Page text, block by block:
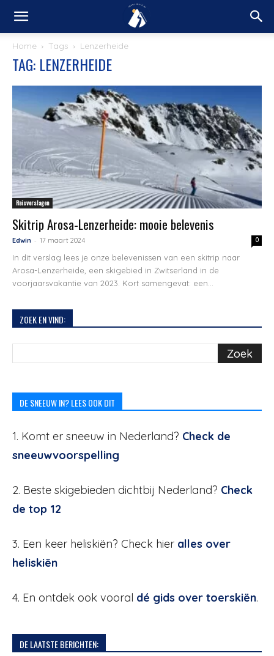
Home Tags Lenzerheide
TAG: LENZERHEIDE
Reisverslagen
Skitrip Arosa-Lenzerheide: mooie belevenis
Edwin - 17 maart 2024 0
In dit verslag lees je onze belevenissen van een skitrip naar
Arosa-Lenzerheide, een skigebied in Zwitserland in de
voorjaarsvakantie van 2023. Kort samengevat: een...
ZOEK EN VIND:
DE SNEEUW IN? LEES OOK DIT
1. Komt er sneeuw in Nederland? Check de
sneeuwvoorspelling
2. Beste skigebieden dichtbij Nederland? Check
de top 12
3. Een keer heliskiën? Check hier alles over
heliskiën
4. En ontdek ook vooral dé gids over toerskiën.
DE LAATSTE BERICHTEN: